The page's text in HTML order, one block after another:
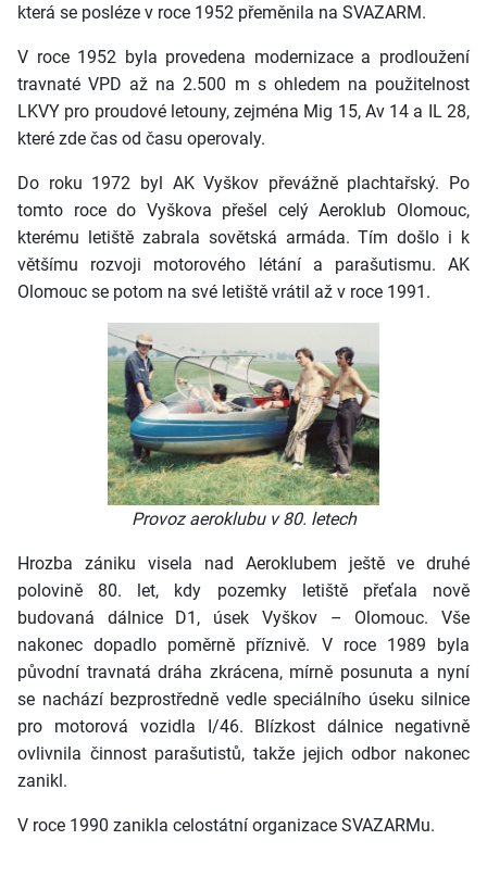
která se posléze v roce 1952 přeměnila na SVAZARM.
V roce 1952 byla provedena modernizace a prodloužení
travnaté VPD až na 2.500 m s ohledem na použitelnost
LKVY pro proudové letouny, zejména Mig 15, Av 14 a IL 28,
které zde čas od času operovaly.
Do roku 1972 byl AK Vyškov převážně plachtařský. Po
tomto roce do Vyškova přešel celý Aeroklub Olomouc,
kterému letiště zabrala sovětská armáda. Tím došlo i k
většímu rozvoji motorového létání a parašutismu. AK
Olomouc se potom na své letiště vrátil až v roce 1991.
Provoz aeroklubu v 80. letech
Hrozba zániku visela nad Aeroklubem ještě ve druhé
polovině 80. let, kdy pozemky letiště přeťala nově
budovaná dálnice D1, úsek Vyškov – Olomouc. Vše
nakonec dopadlo poměrně příznivě. V roce 1989 byla
původní travnatá dráha zkrácena, mírně posunuta a nyní
se nachází bezprostředně vedle speciálního úseku silnice
pro motorová vozidla I/46. Blízkost dálnice negativně
ovlivnila činnost parašutistů, takže jejich odbor nakonec
zanikl.
V roce 1990 zanikla celostátní organizace SVAZARMu.